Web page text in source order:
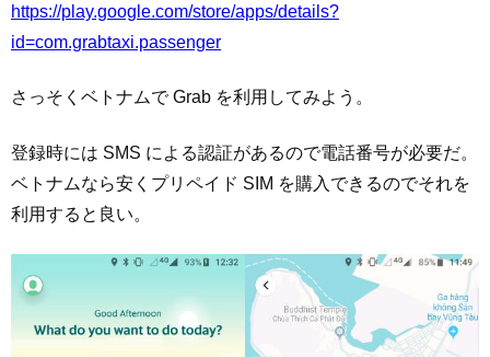
https://play.google.com/store/apps/details?
id=com.grabtaxi.passenger
さっそくベトナムで Grab を利用してみよう。
登録時には SMS による認証があるので電話番号が必要だ。
ベトナムなら安くプリペイド SIM を購入できるのでそれを
利用すると良い。